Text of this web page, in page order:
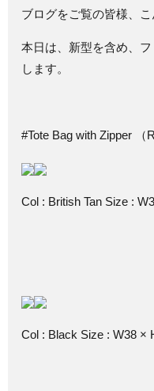
ブログをご覧の皆様、こ
本日は、新型を含め、
します。
#Tote Bag with Zipper （
Col : British Tan Size :
Col : Black Size : W38 ×